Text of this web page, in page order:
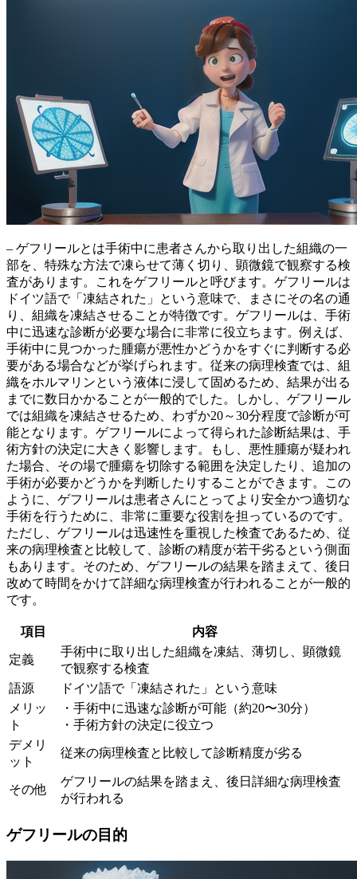
– ゲフリールとは手術中に患者さんから取り出した組織の一
部を、特殊な方法で凍らせて薄く切り、顕微鏡で観察する検
査があります。これをゲフリールと呼びます。ゲフリールは
ドイツ語で「凍結された」という意味で、まさにその名の通
り、組織を凍結させることが特徴です。 ゲフリールは、手術
中に迅速な診断が必要な場合に非常に役立ちます。例えば、
手術中に見つかった腫瘍が悪性かどうかをすぐに判断する必
要がある場合などが挙げられます。従来の病理検査では、組
織をホルマリンという液体に浸して固めるため、結果が出る
までに数日かかることが一般的でした。しかし、ゲフリール
では組織を凍結させるため、 わずか20～30分程度で診断が可
能となります。ゲフリールによって得られた診断結果は、手
術方針の決定に大きく影響します。もし、悪性腫瘍が疑われ
た場合、その場で腫瘍を切除する範囲を決定したり、追加の
手術が必要かどうかを判断したりすることができます。この
ように、ゲフリールは患者さんにとってより安全かつ適切な
手術を行うために、非常に重要な役割を担っているのです。
ただし、ゲフリールは迅速性を重視した検査であるため、従
来の病理検査と比較して、診断の精度が若干劣る という側面
もあります。そのため、ゲフリールの結果を踏まえて、後日
改めて時間をかけて詳細な病理検査が行われることが一般的
です。
項目 内容
定義
手術中に取り出した組織を凍結、薄切し、顕微鏡
で観察する検査
語源
ドイツ語で「凍結された」という意味
メリッ
ト
・手術中に迅速な診断が可能（約20〜30分）
・手術方針の決定に役立つ
デメリ
ット
従来の病理検査と比較して診断精度が劣る
その他
ゲフリールの結果を踏まえ、後日詳細な病理検査
が行われる
ゲフリールの目的